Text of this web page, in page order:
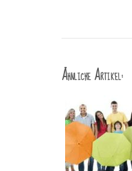
Ähnliche Artikel: